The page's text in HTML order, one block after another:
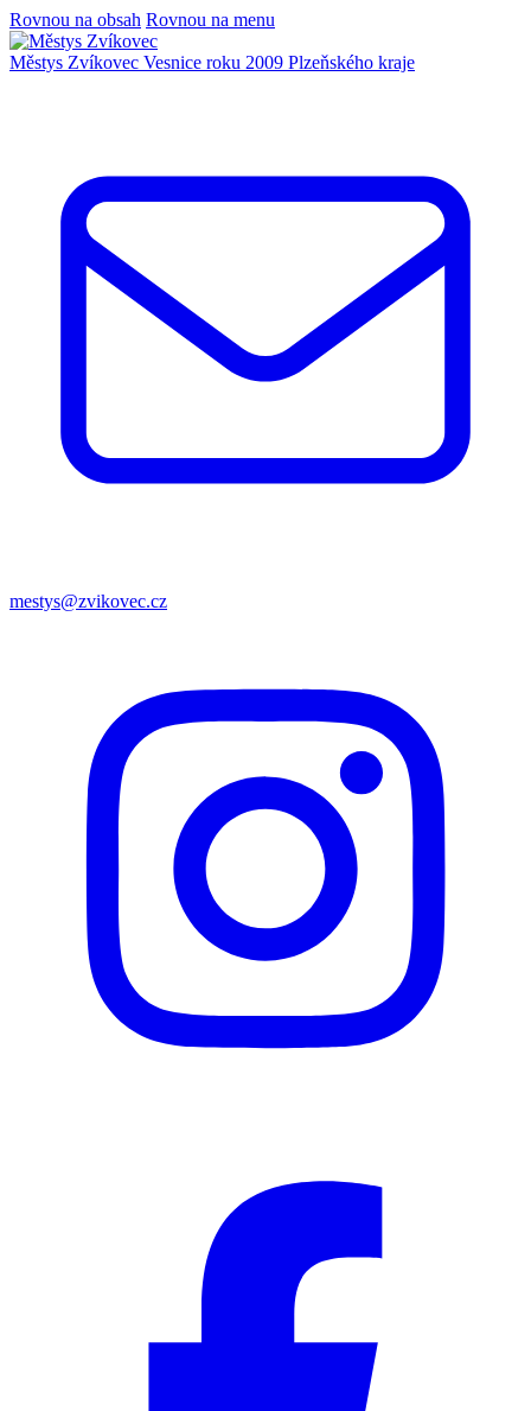
Rovnou na obsah Rovnou na menu
Městys Zvíkovec Vesnice roku 2009 Plzeňského kraje
mestys@zvikovec.cz